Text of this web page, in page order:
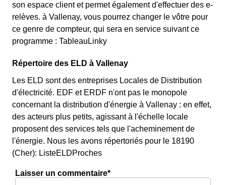
son espace client et permet également d'effectuer des e-
relèves. à Vallenay, vous pourrez changer le vôtre pour
ce genre de compteur, qui sera en service suivant ce
programme : TableauLinky
Répertoire des ELD à Vallenay
Les ELD sont des entreprises Locales de Distribution
d'électricité. EDF et ERDF n'ont pas le monopole
concernant la distribution d'énergie à Vallenay : en effet,
des acteurs plus petits, agissant à l'échelle locale
proposent des services tels que l'acheminement de
l'énergie. Nous les avons répertoriés pour le 18190
(Cher): ListeELDProches
Laisser un commentaire*